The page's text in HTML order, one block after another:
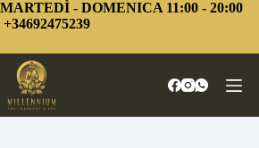
Vai
al
MARTEDÌ - DOMENICA 11:00 -
+34692475239